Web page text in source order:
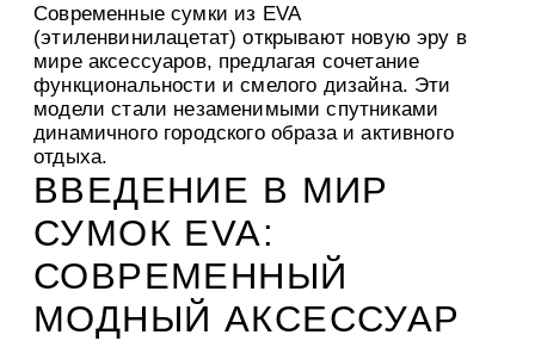
Современные сумки из EVA
(этиленвинилацетат) открывают новую эру в
мире аксессуаров, предлагая сочетание
функциональности и смелого дизайна. Эти
модели стали незаменимыми спутниками
динамичного городского образа и активного
отдыха.
ВВЕДЕНИЕ В МИР
СУМОК EVA:
СОВРЕМЕННЫЙ
МОДНЫЙ АКСЕССУАР